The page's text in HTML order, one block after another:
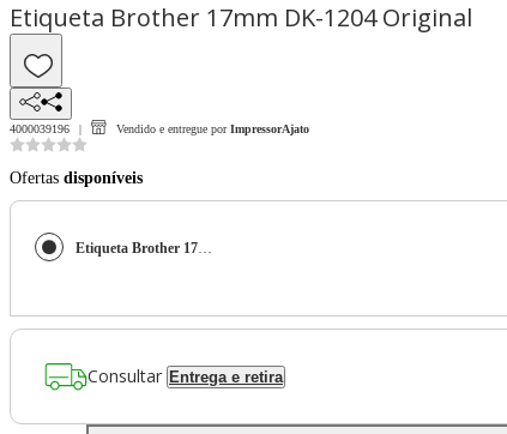
Etiqueta Brother 17mm DK-1204 Original
4000039196 Vendido e entregue por ImpressorAjato
Ofertas disponíveis
Etiqueta Brother 17mm DK-1204 Original
Consultar Entrega e retira